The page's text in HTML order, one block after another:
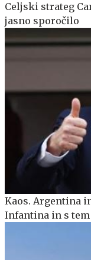
Celjski strateg
jasno sporočilo
Kaos. Argentina
Infantina in s